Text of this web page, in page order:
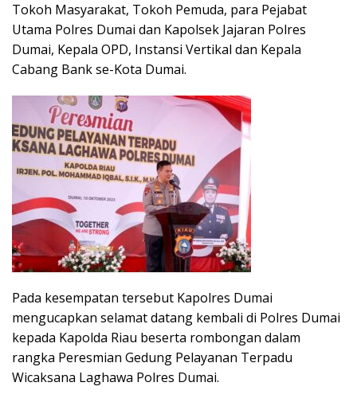
Tokoh Masyarakat, Tokoh Pemuda, para Pejabat
Utama Polres Dumai dan Kapolsek Jajaran Polres
Dumai, Kepala OPD, Instansi Vertikal dan Kepala
Cabang Bank se-Kota Dumai.
Pada kesempatan tersebut Kapolres Dumai
mengucapkan selamat datang kembali di Polres Dumai
kepada Kapolda Riau beserta rombongan dalam
rangka Peresmian Gedung Pelayanan Terpadu
Wicaksana Laghawa Polres Dumai.